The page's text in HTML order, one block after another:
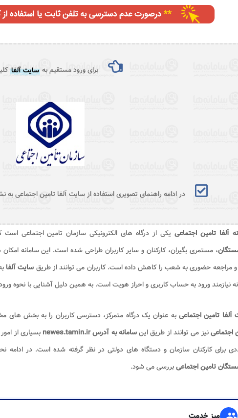
برای ورود مستقیم به سایت آلفا
در ادامه راهنمای تصویری استفاده از سایت آلفا تامین اجتماعی به
آلفا تامین اجتماعییکی از درگاه های الکترونیکی سازمان تامین اجتماعی
، مستمری بگیران، کارکنان و سایر کاربران طراحی شده است. این سامانه
و مراجعه حضوری به شعب را کاهش داده است. کاربران می توانند از طریق سایت آلفا
نیازمند ورود به حساب کاربری و احراز هویت است. به همین دلیل آشنایی با نحوه
آلفا تامین اجتماعیبه عنوان یک درگاه متمرکز، دسترسی کاربران را به بخش
اجتماعینیز می توانند از طریق اینسامانه به آدرس newes.tamin.ir
بسیاری از
برای کارکنان سازمان و دستگاه های دولتی در نظر گرفته شده است. در ادامه
تامین اجتماعیبررسی می شود.